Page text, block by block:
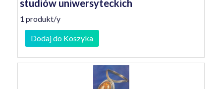
studiów uniwersyteckich
1 produkt/y
Dodaj do Koszyka